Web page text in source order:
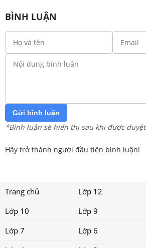
BÌNH LUẬN
Gửi bình luận
*Bình luận sẽ hiển thị sau khi được duyệt
Hãy trở thành người đầu tiên bình luận!
Trang chủ Lớp 12
Lớp 10
Lớp 9
Lớp 7
Lớp 6